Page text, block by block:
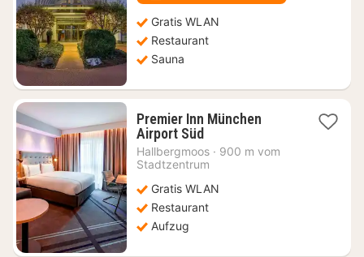
Gratis WLAN
Restaurant
Sauna
Premier Inn München
Airport Süd1
Nacht
ab
€
Hallbergmoos · 900 m vom
Stadtzentrum
Gratis WLAN
Restaurant
Aufzug